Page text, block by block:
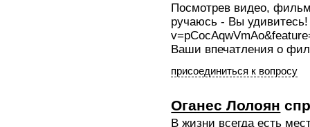
Посмотрев видео,
ручаюсь - Вы
Ваши впечатления о
присоединиться к вопросу
Оганес Лолоян
В жизни всегда есть